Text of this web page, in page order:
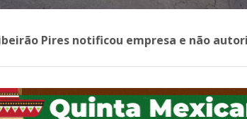
Pires notificou empresa e não